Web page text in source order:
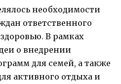
необходимости
ответственного
В рамках
о внедрении
для семей, а также
активного отдыха и